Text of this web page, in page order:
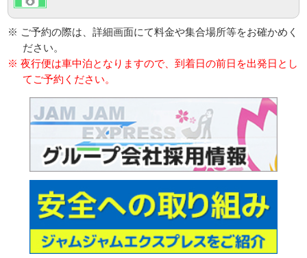
※ ご予約の際は、詳細画面にて料金や集合場所等をお確かめく
ださい。
※ 夜行便は車中泊となりますので、到着日の前日を出発日とし
てご予約ください。